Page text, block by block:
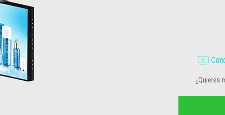
¿Quieres